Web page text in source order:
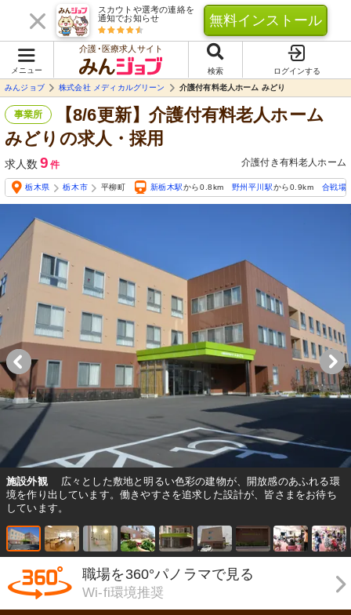
スカウトや選考の連絡を
通知でお知らせ
無料インストール
メニュー
介護･医療求人サイト
検索
ログインする
みんジョブ
株式会社 メディカルグリーン 介護付有料老人ホーム みどり
事業所
【8/6更新】介護付有料老人ホーム
みどりの求人・採用
求人数 9 件 介護付き有料老人ホーム
栃木県 栃木市 平柳町 新栃木駅から0.8km 野州平川駅から0.9km 合戦場
施設外観
広々とした敷地と明るい色彩の建物が、開放感のあふれる環
境を作り出しています。働きやすさを追求した設計が、皆さまをお待ち
しています。
職場を360°パノラマで見る
Wi-fi環境推奨